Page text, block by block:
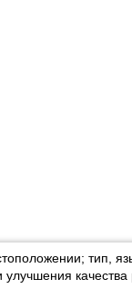
тип,